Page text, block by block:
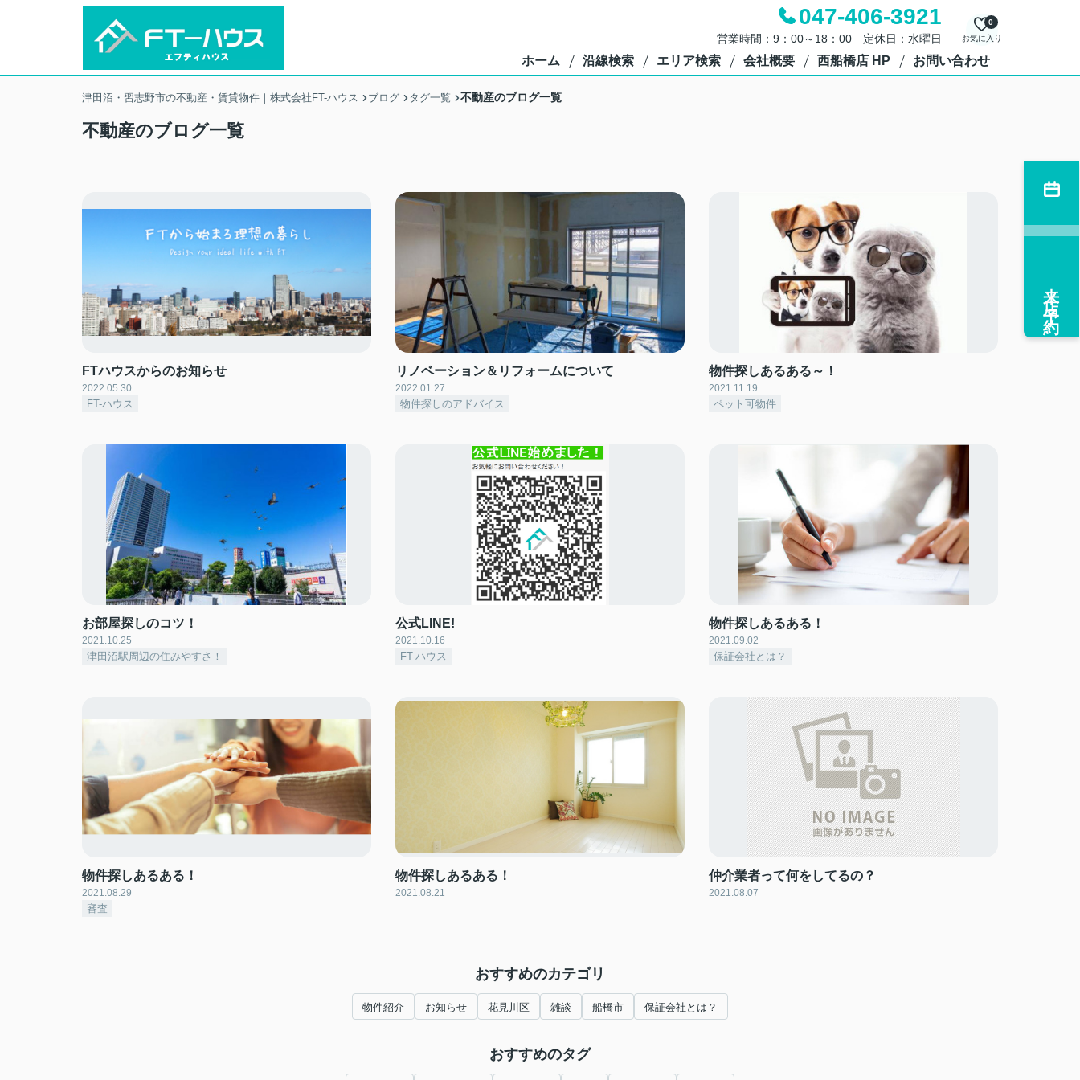
047-406-3921
営業時間：9：00～18：00 定休日：水曜日 お気に入り
0
ホーム 沿線検索 エリア検索 会社概要 西船橋店 HP お問い合わせ
津田沼・習志野市の不動産・賃貸物件｜株式会社FT-ハウス ブログ タグ一覧 不動産のブログ一覧
不動産のブログ一覧
FTハウスからのお知らせ
2022.05.30
FT-ハウス
リノベーション＆リフォームについて
2022.01.27
物件探しのアドバイス
物件探しあるある～！
2021.11.19
ペット可物件
お部屋探しのコツ！
2021.10.25
津田沼駅周辺の住みやすさ！
公式LINE!
2021.10.16
FT-ハウス
物件探しあるある！
2021.09.02
保証会社とは？
物件探しあるある！
2021.08.29
審査
物件探しあるある！
2021.08.21
仲介業者って何をしてるの？
2021.08.07
おすすめのカテゴリ
物件紹介 お知らせ 花見川区 雑談 船橋市 保証会社とは？
おすすめのタグ
来店予約